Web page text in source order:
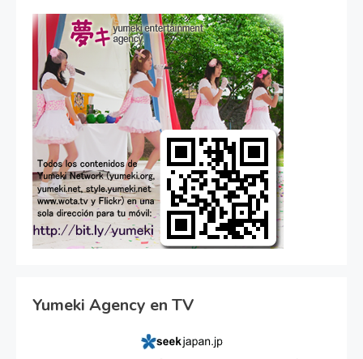
Yumeki Agency en TV